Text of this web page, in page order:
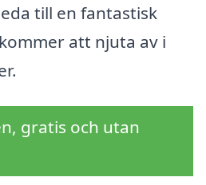
till en fantastisk
att njuta av i
gratis och utan